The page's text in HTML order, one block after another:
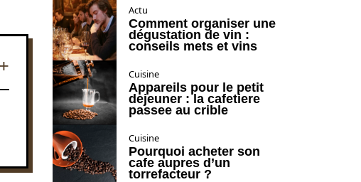
Actu
Comment organiser une
dégustation de vin :
conseils mets et vins
Cuisine
Appareils pour le petit
dejeuner : la cafetiere
passee au crible
Cuisine
Pourquoi acheter son
cafe aupres d’un
torrefacteur ?